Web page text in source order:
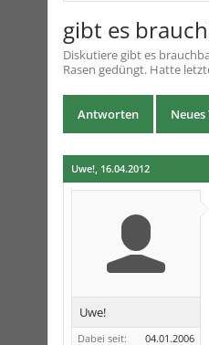
gibt es
Diskutieregibt es
Rasen gedüngt. Hatte
Antworten
Uwe!, 16.04.2012
Uwe!
Dabei seit:
04.01.2006